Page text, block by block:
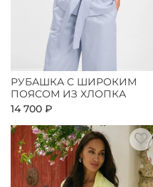
РУБАШКА С ШИРОКИМ
ПОЯСОМ ИЗ ХЛОПКА
14 700 ₽